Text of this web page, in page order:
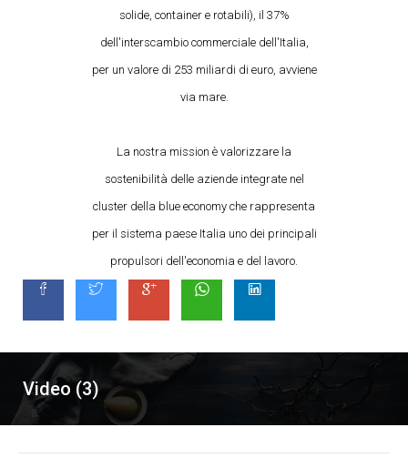
solide, container e rotabili), il 37%
dell'interscambio commerciale dell'Italia,
per un valore di 253 miliardi di euro, avviene
via mare.
La nostra mission è valorizzare la
sostenibilità delle aziende integrate nel
cluster della blue economy che rappresenta
per il sistema paese Italia uno dei principali
propulsori dell'economia e del lavoro.
Video (3)